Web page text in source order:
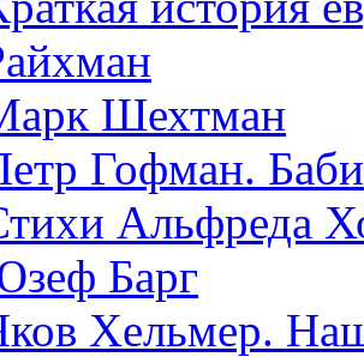
Шехтман
Гофман.
Альфреда
Барг
Хельмер.